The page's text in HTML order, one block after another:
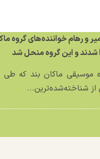
و رهام خواننده‌های گروه
شدند و این گروه منحل شد
موسیقی ماکان بند که طی
از شناخته‌شده‌ترین...